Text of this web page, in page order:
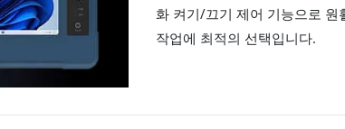
화 켜기/끄기 제어 기능으로 원
작업에 최적의 선택입니다.